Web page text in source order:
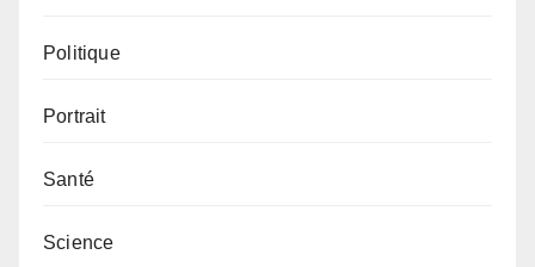
Politique
Portrait
Santé
Science